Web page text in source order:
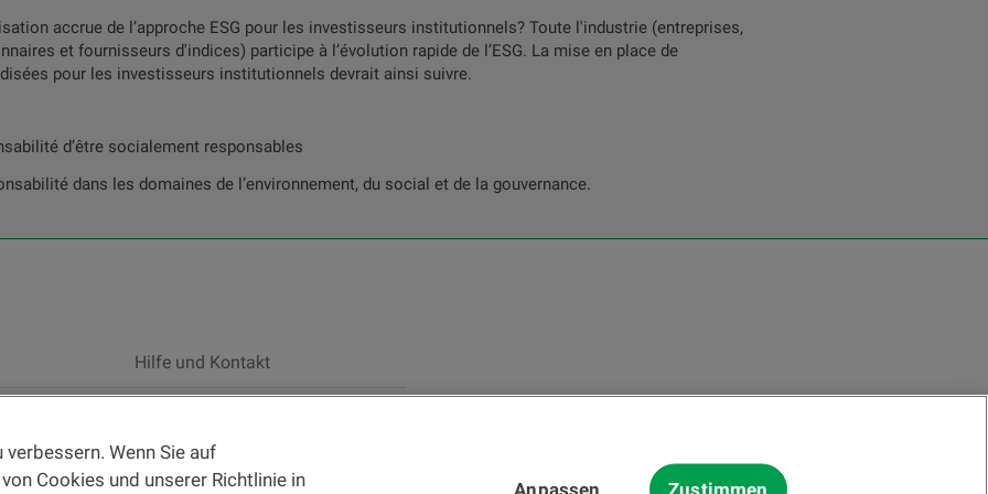
accrue de l’approche ESG pour les investisseurs institutionnels? Toute l'industrie (entreprises,
et fournisseurs d'indices) participe à l’évolution rapide de l’ESG. La mise en place de
pour les investisseurs institutionnels devrait ainsi suivre.
d’être socialement responsables
dans les domaines de l’environnement, du social et de la gouvernance.
Hilfe und Kontakt
und/oder Unterlagen zu Finanzinstrumenten und
(FIDLEG) handelt es sich grundsätzlich um
Wenn Sie auf
Cookies und unserer Richtlinie in
Anpassen Zustimmen